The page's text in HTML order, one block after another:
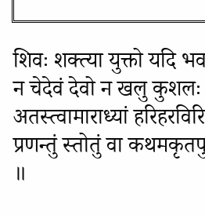
शिवः शक्त्या युक्तो यदि
न चेदेवं देवो न खलु कुशलः
अतस्त्वामाराध्यां
प्रणन्तुं स्तोतुं वा
॥